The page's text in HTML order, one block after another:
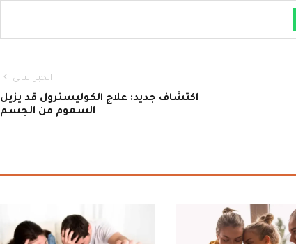
الخبر التالي
اكتشاف جديد: علاج الكوليسترول قد يزيل
السموم من الجسم